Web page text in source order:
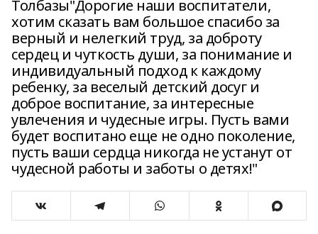
Толбазы"Дорогие наши воспитатели,
хотим сказать вам большое спасибо за
верный и нелегкий труд, за доброту
сердец и чуткость души, за понимание и
индивидуальный подход к каждому
ребенку, за веселый детский досуг и
доброе воспитание, за интересные
увлечения и чудесные игры. Пусть вами
будет воспитано еще не одно поколение,
пусть ваши сердца никогда не устанут от
чудесной работы и заботы о детях!"